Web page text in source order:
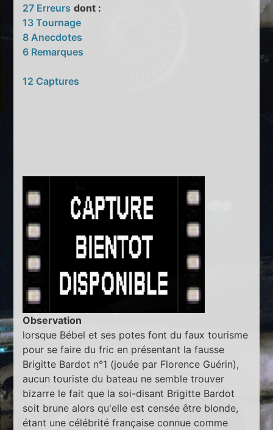
27 Erreurs dont :
13 Tournage
8 Anecdotes
6 Remarques
12 Captures
Observation
lorsque Bébel et ses potes font du faux tourisme
pour se faire du fric en présentant la fausse
Brigitte Bardot n°1 (jouée par Florence Guérin),
aucun touriste du bateau ne semble trouver
bizarre le fait que la soi-disant Brigitte Bardot
soit brune alors qu'elle est censée être blonde,
étant une célébrité française connue comme